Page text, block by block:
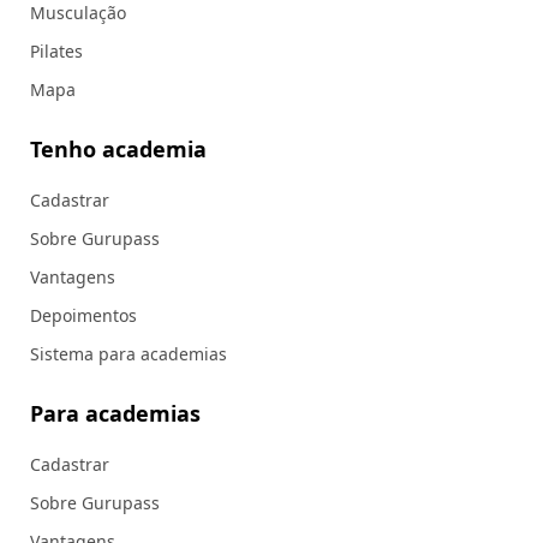
Musculação
Pilates
Mapa
Tenho academia
Cadastrar
Sobre Gurupass
Vantagens
Depoimentos
Sistema para academias
Para academias
Cadastrar
Sobre Gurupass